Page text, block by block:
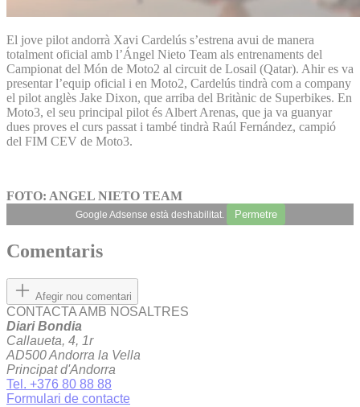
El jove pilot andorrà Xavi Cardelús s’estrena avui de manera
totalment oficial amb l’Ángel Nieto Team als entrenaments del
Campionat del Món de Moto2 al circuit de Losail (Qatar). Ahir es va
presentar l’equip oficial i en Moto2, Cardelús tindrà com a company
el pilot anglès Jake Dixon, que arriba del Britànic de Superbikes. En
Moto3, el seu principal pilot és Albert Arenas, que ja va guanyar
dues proves el curs passat i també tindrà Raúl Fernández, campió
del FIM CEV de Moto3.
FOTO: ANGEL NIETO TEAM
Google Adsense està deshabilitat. Permetre
Comentaris
Afegir nou comentari
CONTACTA AMB NOSALTRES
Diari Bondia
Callaueta, 4, 1r
AD500 Andorra la Vella
Principat d'Andorra
Tel. +376 80 88 88
Formulari de contacte